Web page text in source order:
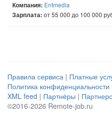
Компания: Entmedia
Зарплата: от 55 000 до 100 000
Правила сервиса | Платные
Политика конфиденциальности
XML feed | Партнёры |
©2016-2026 Remote-job.ru